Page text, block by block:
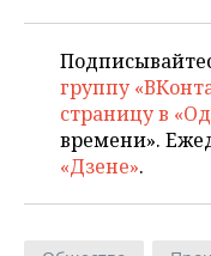
ВОДНЫЕ ВИДЫ
ХОККЕЙ С МЯЧОМ
ОБРАЗОВАНИЕ
ПРОИСШЕСТВИЯ
группу
страницу в
времени».
«Дзене».